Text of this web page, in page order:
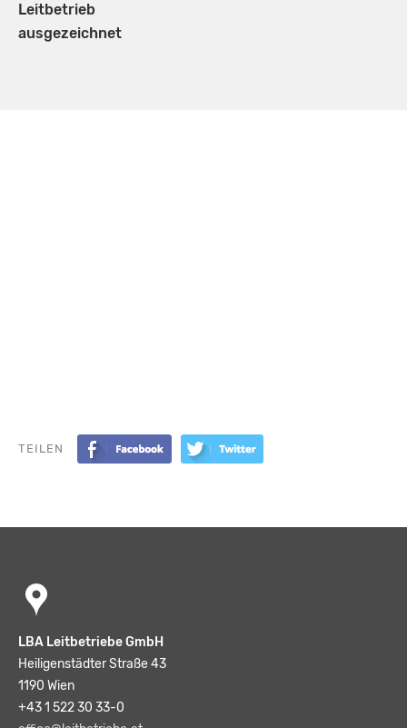
Leitbetrieb
ausgezeichnet
TEILEN
LBA Leitbetriebe GmbH
Heiligenstädter Straße 43
1190 Wien
+43 1 522 30 33-0